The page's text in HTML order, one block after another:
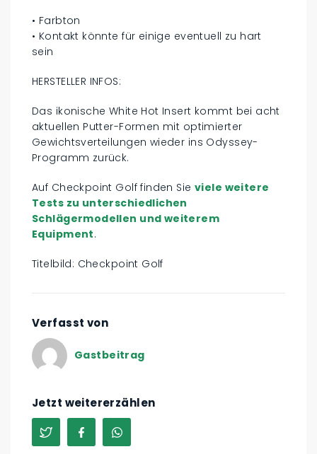
• Farbton
• Kontakt könnte für einige eventuell zu hart
sein
HERSTELLER INFOS:
Das ikonische White Hot Insert kommt bei acht
aktuellen Putter-Formen mit optimierter
Gewichtsverteilungen wieder ins Odyssey-
Programm zurück.
Auf Checkpoint Golf finden Sieviele weitere
Tests zu unterschiedlichen
Schlägermodellen und weiterem
Equipment.
Titelbild: Checkpoint Golf
Verfasst von
Gastbeitrag
Jetzt weitererzählen